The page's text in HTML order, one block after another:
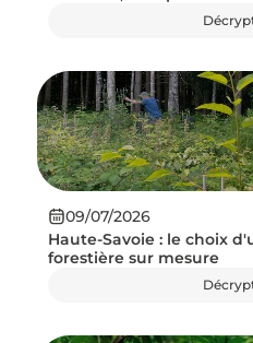
Haute-Savoie : le choix
forestière sur mesure
09/07/2026